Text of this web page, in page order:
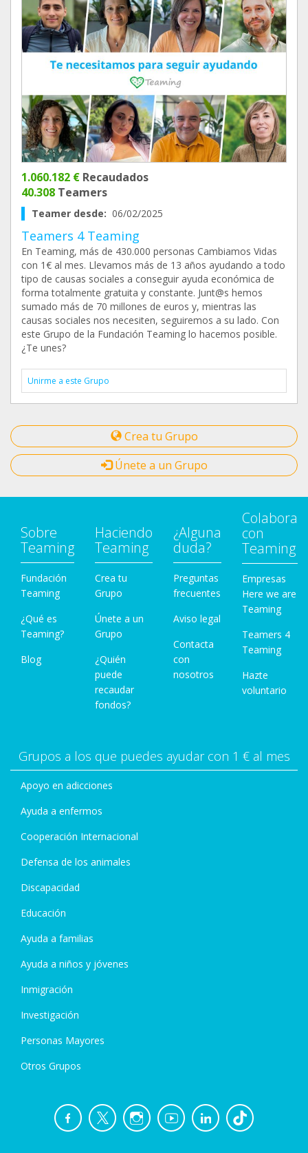
1.060.182 € Recaudados
40.308 Teamers
Teamer desde: 06/02/2025
Teamers 4 Teaming
En Teaming, más de 430.000 personas Cambiamos Vidas
con 1€ al mes. Llevamos más de 13 años ayudando a todo
tipo de causas sociales a conseguir ayuda económica de
forma totalmente gratuita y constante. Junt@s hemos
sumado más de 70 millones de euros y, mientras las
causas sociales nos necesiten, seguiremos a su lado. Con
este Grupo de la Fundación Teaming lo hacemos posible.
¿Te unes?
Unirme a este Grupo
Crea tu Grupo
Únete a un Grupo
Sobre
Teaming
Fundación
Teaming
¿Qué es
Teaming?
Blog
Haciendo
Teaming
Crea tu
Grupo
Únete a un
Grupo
¿Quién
puede
recaudar
fondos?
¿Alguna
duda?
Preguntas
frecuentes
Aviso legal
Contacta
con
nosotros
Colabora
con
Teaming
Empresas
Here we are
Teaming
Teamers 4
Teaming
Hazte
voluntario
Grupos a los que puedes ayudar con 1 € al mes
Apoyo en adicciones
Ayuda a enfermos
Cooperación Internacional
Defensa de los animales
Discapacidad
Educación
Ayuda a familias
Ayuda a niños y jóvenes
Inmigración
Investigación
Personas Mayores
Otros Grupos